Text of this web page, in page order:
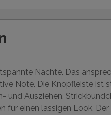
Nächte. Das
Note. Die Knopfleiste ist
und Ausziehen.
für einen lässigen Look. Der